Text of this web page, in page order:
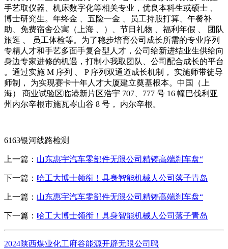
手艺取仪器、机床数字化等相关专业，优良本科生或硕士 、
博士研究生。年终金 、五险一金 、员工持股打算、午餐补
助、免费宿舍公寓（上海 、）、节日礼物 、福利年假 、 团队
旅逛 、 员工体检等。为了稳步培育公司成长所需的专业序列
专精人才和手艺多面手复合型人才，公司给新进结业生供给向
身边专家进修的机遇，打制小我取团队、公司配合成长的平台
。通过实施 M 序列 、 P 序列双通道成长机制， 实施师带徒导
师制， 为实现赛卡十年人才大厦建立奠基根本。中国（上
海） 商业试验区临港新片区浩宇 707、777 号 16 幢巴伐利亚
州内尔辛根市施瓦岑山谷 8 号， 内尔辛根。
6163银河线路检测
上一篇： 山东惠宇汽车零部件无限公司精铸高端刹车盘“
下一篇： 哈工大博士领衔！具身智能机械人公司落子青岛
上一篇： 山东惠宇汽车零部件无限公司精铸高端刹车盘“
下一篇： 哈工大博士领衔！具身智能机械人公司落子青岛
2024陕西煤业化工府谷能源开辟无限公司聘